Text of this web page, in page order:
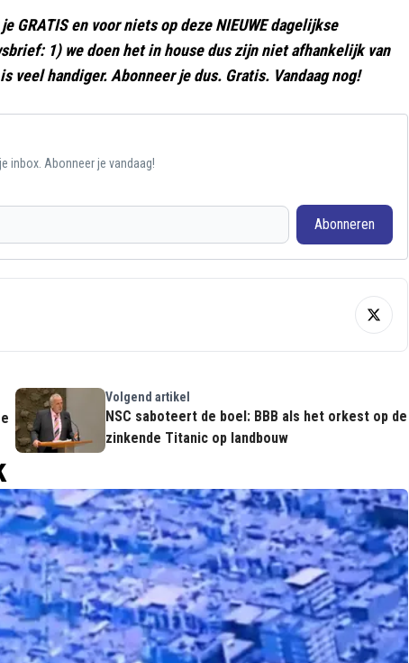
GRATIS en voor niets op deze NIEUWE dagelijkse
1) we doen het in house dus zijn niet afhankelijk van
veel handiger. Abonneer je dus. Gratis. Vandaag nog!
inbox. Abonneer je vandaag!
Abonneren
Volgend artikel
NSC saboteert de boel: BBB als het orkest op de
zinkende Titanic op landbouw